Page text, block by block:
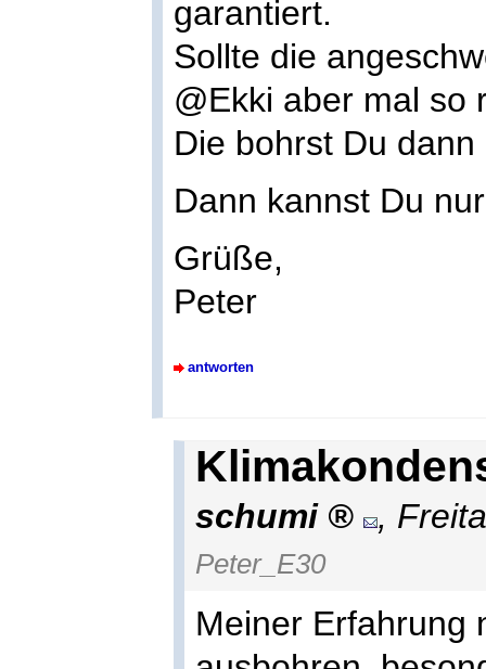
garantiert.
Sollte die
@Ekki aber mal so
Die bohrst Du
Dann kannst Du
Grüße,
Peter
antworten
schumi ,
Peter_E30
Meiner Erfahrung